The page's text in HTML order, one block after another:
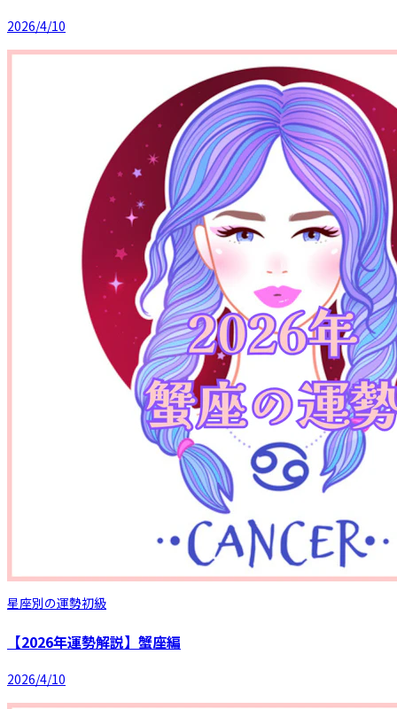
2026/4/10
星座別の運勢初級
【2026年運勢解説】蟹座編
2026/4/10